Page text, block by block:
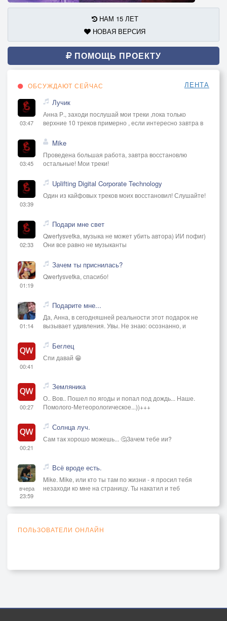
НАМ 15 ЛЕТ
НОВАЯ ВЕРСИЯ
ПОМОЩЬ ПРОЕКТУ
ОБСУЖДАЮТ СЕЙЧАС ЛЕНТА
03:47
Лучик
Анна Р., заходи послушай мои треки ,пока только
верхние 10 треков примерно , если интересно завтра в
03:45
Mike
Проведена большая работа, завтра восстановлю
остальные! Мои треки!
03:39
Uplifting Digital Corporate Technology
Один из кайфовых треков моих восстановил! Слушайте!
02:33
Подари мне свет
Qwertysvetka, музыка не может убить автора) ИИ пофиг)
Они все равно не музыканты
01:19
Зачем ты приснилась?
Qwertysvetka, спасибо!
01:14
Подарите мне...
Да, Анна, в сегодняшней реальности этот подарок не
вызывает удивления. Увы. Не знаю: осознанно, и
00:41
Беглец
Спи давай 😁
00:27
Земляника
О.. Вов.. Пошел по ягоды и попал под дождь... Наше.
Помолого-Метеорологическое...))+++
00:21
Солнца луч.
Сам так хорошо можешь... 🤔Зачем тебе ии?
вчера
23:59
Всё вроде есть.
Mike. Mike, или кто ты там по жизни - я просил тебя
незаходи ко мне на страницу. Ты накатил и теб
ПОЛЬЗОВАТЕЛИ ОНЛАЙН